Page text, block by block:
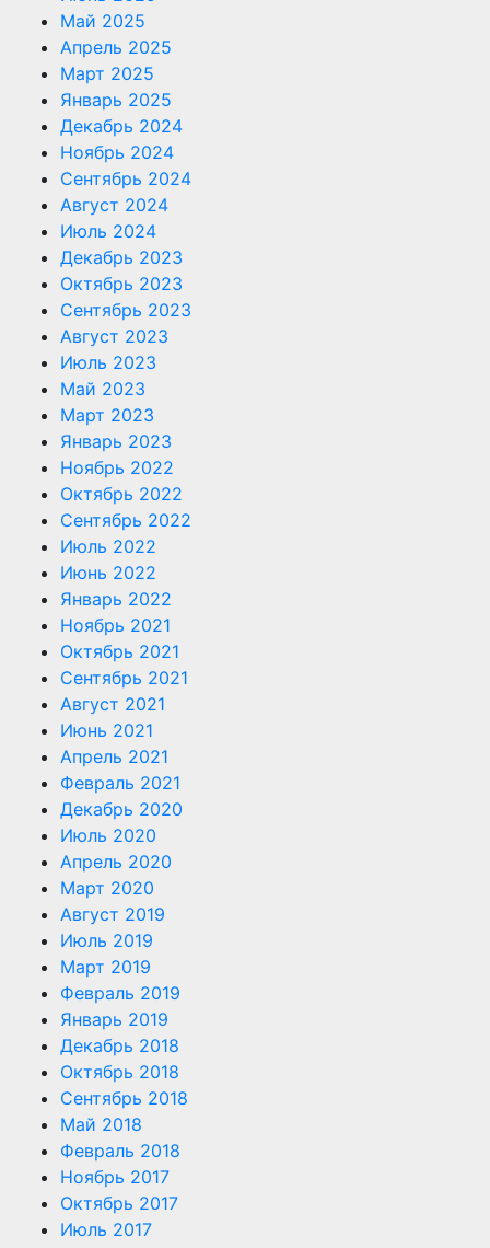
Май 2025
Апрель 2025
Март 2025
Январь 2025
Декабрь 2024
Ноябрь 2024
Сентябрь 2024
Август 2024
Июль 2024
Декабрь 2023
Октябрь 2023
Сентябрь 2023
Август 2023
Июль 2023
Май 2023
Март 2023
Январь 2023
Ноябрь 2022
Октябрь 2022
Сентябрь 2022
Июль 2022
Июнь 2022
Январь 2022
Ноябрь 2021
Октябрь 2021
Сентябрь 2021
Август 2021
Июнь 2021
Апрель 2021
Февраль 2021
Декабрь 2020
Июль 2020
Апрель 2020
Март 2020
Август 2019
Июль 2019
Март 2019
Февраль 2019
Январь 2019
Декабрь 2018
Октябрь 2018
Сентябрь 2018
Май 2018
Февраль 2018
Ноябрь 2017
Октябрь 2017
Июль 2017